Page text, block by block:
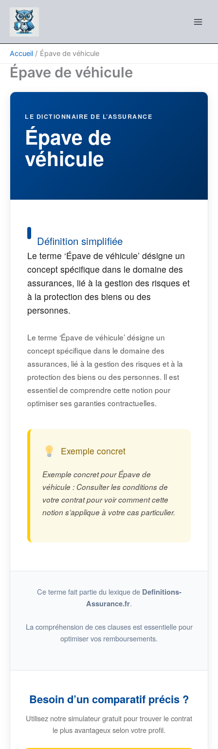
contenu
Accueil Épave de véhicule
Épave de véhicule
LE DICTIONNAIRE DE L’ASSURANCE
Épave de
véhicule
Définition simplifiée
Le terme ‘Épave de véhicule’ désigne un
concept spécifique dans le domaine des
assurances, lié à la gestion des risques et
à la protection des biens ou des
personnes.
Le terme ‘Épave de véhicule’ désigne un
concept spécifique dans le domaine des
assurances, lié à la gestion des risques et à la
protection des biens ou des personnes. Il est
essentiel de comprendre cette notion pour
optimiser ses garanties contractuelles.
Exemple concret
Exemple concret pour Épave de
véhicule : Consulter les conditions de
votre contrat pour voir comment cette
notion s’applique à votre cas particulier.
Ce terme fait partie du lexique de Definitions-
Assurance.fr.
La compréhension de ces clauses est essentielle pour
optimiser vos remboursements.
Besoin d’un comparatif précis ?
Utilisez notre simulateur gratuit pour trouver le contrat
le plus avantageux selon votre profil.